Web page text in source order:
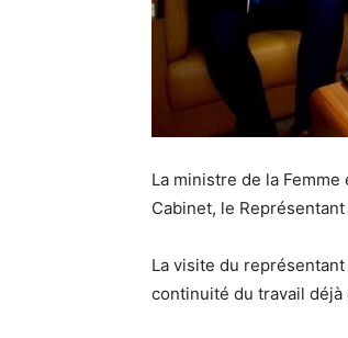
La ministre de la
Cabinet, le
La visite du
continuité du travail